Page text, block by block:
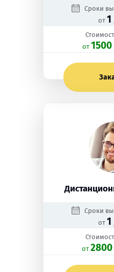
Сроки
от
oт
Сроки
от
oт